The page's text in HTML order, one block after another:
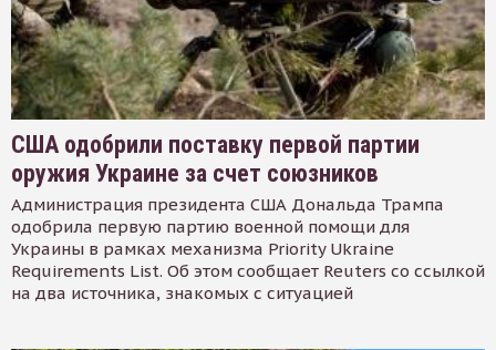
США одобрили поставку первой партии
оружия Украине за счет союзников
Администрация президента США Дональда Трампа
одобрила первую партию военной помощи для
Украины в рамках механизма Priority Ukraine
Requirements List. Об этом сообщает Reuters со ссылкой
на два источника, знакомых с ситуацией